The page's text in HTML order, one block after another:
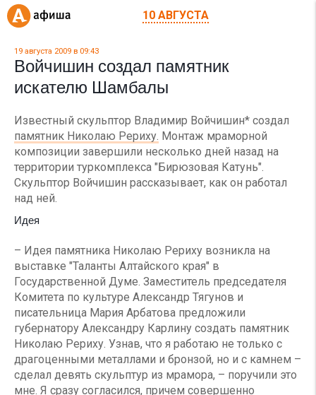
10 АВГУСТА
19 августа 2009 в 09:43
Войчишин создал памятник
искателю Шамбалы
Известный скульптор Владимир Войчишин* создал
памятник Николаю Рериху. Монтаж мраморной
композиции завершили несколько дней назад на
территории туркомплекса "Бирюзовая Катунь".
Скульптор Войчишин рассказывает, как он работал
над ней.
Идея
– Идея памятника Николаю Рериху возникла на
выставке "Таланты Алтайского края" в
Государственной Думе. Заместитель председателя
Комитета по культуре Александр Тягунов и
писательница Мария Арбатова предложили
губернатору Александру Карлину создать памятник
Николаю Рериху. Узнав, что я работаю не только с
драгоценными металлами и бронзой, но и с камнем –
сделал девять скульптур из мрамора, – поручили это
мне. Я сразу согласился, причем совершенно